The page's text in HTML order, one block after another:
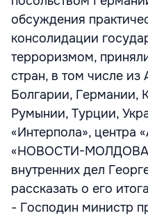
обсуждения
консолидации
терроризмом,
стран, в том числе
Болгарии, Германии,
Румынии, Турции,
«Интерпола», центра
«НОВОСТИ-МОЛДОВА»
внутренних дел
рассказать о его
- Господин министр